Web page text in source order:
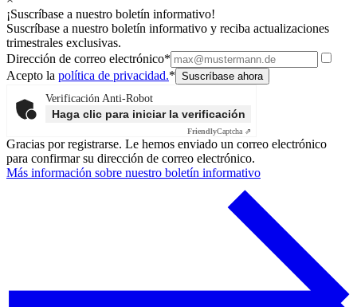
¡Suscríbase a nuestro boletín informativo!
Suscríbase a nuestro boletín informativo y reciba actualizaciones
trimestrales exclusivas.
Dirección de correo electrónico*
Acepto la política de privacidad.*
Verificación Anti-Robot
Haga clic para iniciar la verificación
FriendlyCaptcha ⇗
Gracias por registrarse. Le hemos enviado un correo electrónico
para confirmar su dirección de correo electrónico.
Más información sobre nuestro boletín informativo